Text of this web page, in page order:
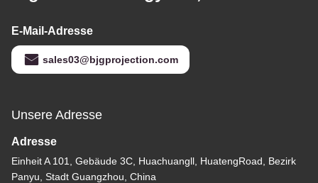
E-Mail-Adresse
sales03@bjgprojection.com
Unsere Adresse
Adresse
Einheit A 101, Gebäude 3C, Huachuangll, HuatengRoad, Bezirk
Panyu, Stadt Guangzhou, China